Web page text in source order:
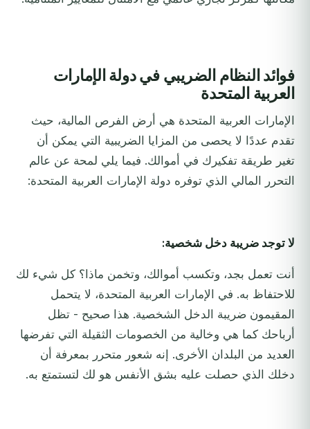
فوائد النظام الضريبي في دولة الإمارات
العربية المتحدة
الإمارات العربية المتحدة هي أرض الفرص المالية، حيث
تقدم عددًا لا يحصى من المزايا الضريبية التي يمكن أن
تغير طريقة تفكيرك في أموالك. فيما يلي لمحة عن عالم
التحرر المالي الذي توفره دولة الإمارات العربية المتحدة:
لا توجد ضريبة دخل شخصية:
أنت تعمل بجد، وتكسب أموالك، وتخمن ماذا؟ كل شيء لك
للاحتفاظ به. في الإمارات العربية المتحدة، لا يتحمل
المقيمون ضريبة الدخل الشخصية. هذا صحيح - تظل
أرباحك كما هي وخالية من الخصومات الثقيلة التي تفرضها
العديد من البلدان الأخرى. إنه شعور متحرر بمعرفة أن
دخلك الذي حصلت عليه بشق الأنفس هو لك لتستمتع به.